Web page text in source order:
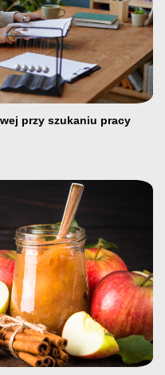
przy szukaniu pracy